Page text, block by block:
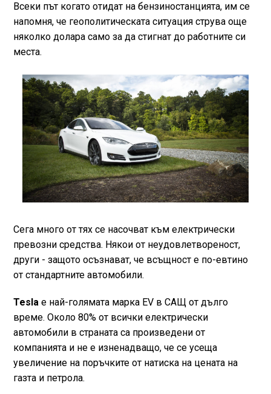
Всеки път когато отидат на бензиностанцията, им се
напомня, че геополитическата ситуация струва още
няколко долара само за да стигнат до работните си
места.
Сега много от тях се насочват към електрически
превозни средства. Някои от неудовлетвореност,
други - защото осъзнават, че всъщност е по-евтино
от стандартните автомобили.
Tesla е най-голямата марка EV в САЩ от дълго
време. Около 80% от всички електрически
автомобили в страната са произведени от
компанията и не е изненадващо, че се усеща
увеличение на поръчките от натиска на цената на
газта и петрола.